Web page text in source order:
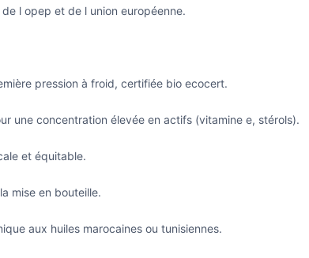
l opep et de l union européenne.
pression à froid, certifiée bio ecocert.
une concentration élevée en actifs (vitamine e, stérols).
et équitable.
mise en bouteille.
aux huiles marocaines ou tunisiennes.